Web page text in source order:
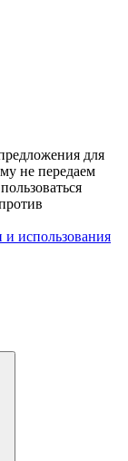
для
не передаем
использования